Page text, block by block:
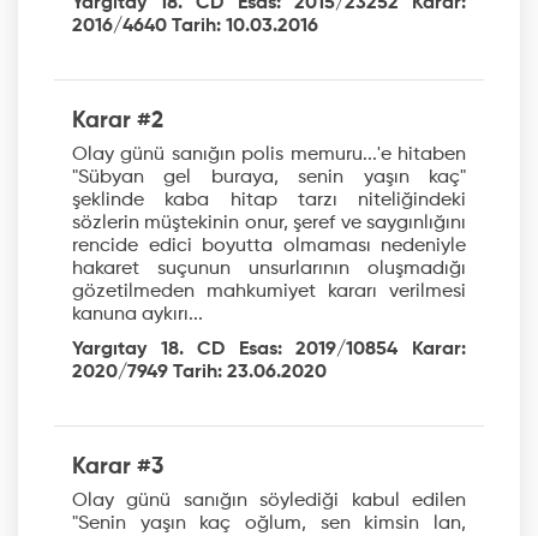
2016/4640 Tarih: 10.03.2016
Karar #2
Olay günü sanığın polis memuru...'e hitaben
"Sübyan gel buraya, senin yaşın kaç"
şeklinde kaba hitap tarzı niteliğindeki
sözlerin müştekinin onur, şeref ve saygınlığını
rencide edici boyutta olmaması nedeniyle
hakaret suçunun unsurlarının oluşmadığı
gözetilmeden mahkumiyet kararı verilmesi
kanuna aykırı...
Yargıtay 18. CD Esas: 2019/10854 Karar:
2020/7949 Tarih: 23.06.2020
Karar #3
Olay günü sanığın söylediği kabul edilen
"Senin yaşın kaç oğlum, sen kimsin lan,